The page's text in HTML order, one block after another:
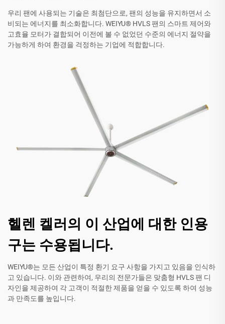
우리 팬에 사용되는 기술은 최첨단으로, 팬의 성능을 유지하면서 소
비되는 에너지를 최소화합니다. WEIYU® HVLS 팬의 스마트 제어와
고효율 모터가 결합되어 이전에 볼 수 없었던 수준의 에너지 절약을
가능하게 하여 환경을 걱정하는 기업에 적합합니다.
헬렌 켈러의 이 산업에 대한 인용
구는 수용됩니다.
WEIYU®는 모든 산업이 특정 환기 요구 사항을 가지고 있음을 인식하
고 있습니다. 이와 관련하여, 우리의 전문가들은 맞춤형 HVLS 팬 디
자인을 제공하여 각 고객이 적절한 제품을 얻을 수 있도록 하여 성능
과 만족도를 높입니다.